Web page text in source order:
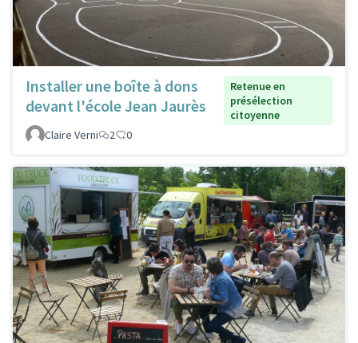
Installer une boîte à dons
devant l'école Jean Jaurès
Retenue en
présélection
citoyenne
Claire Verni
2 0